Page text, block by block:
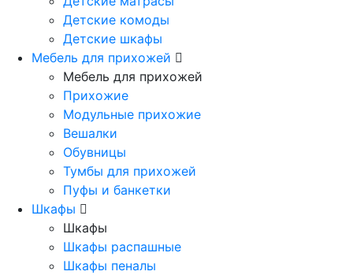
Детские комоды
Детские шкафы
Мебель для прихожей
Мебель для прихожей
Прихожие
Модульные прихожие
Вешалки
Обувницы
Тумбы для прихожей
Пуфы и банкетки
Шкафы
Шкафы
Шкафы распашные
Шкафы пеналы